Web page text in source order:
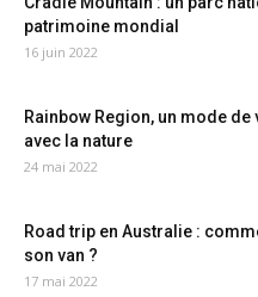
patrimoine mondial
16 juin 2022
Rainbow Region, un mode de
avec la nature
24 mai 2022
Road trip en Australie :
son van ?
17 mai 2022